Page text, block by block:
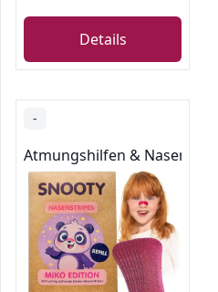
Details
-
Atmungshilfen & Nasenstrips